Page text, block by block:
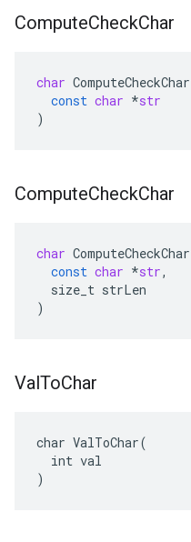
ComputeCheckChar
char ComputeCheckChar
const char *str
)
ComputeCheckChar
char ComputeCheckChar
const char *str,
size_t strLen
)
ValToChar
char ValToChar(
  int val
)